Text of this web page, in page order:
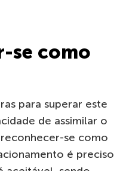
se como
para superar este
de assimilar o
se como
é preciso